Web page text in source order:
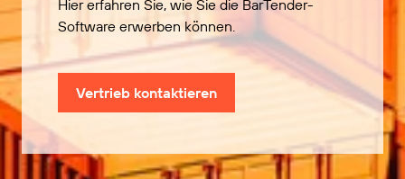
Hier erfahren Sie, wie Sie die BarTender-
Software erwerben können.
Vertrieb kontaktieren